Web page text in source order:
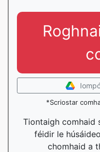
*Scriostar
Tiontaigh comhaid
féidir le
chomhaid a